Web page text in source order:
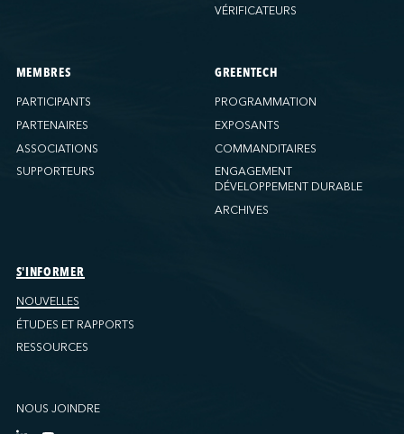
VÉRIFICATEURS
MEMBRES
PARTICIPANTS
PARTENAIRES
ASSOCIATIONS
SUPPORTEURS
GREENTECH
PROGRAMMATION
EXPOSANTS
COMMANDITAIRES
ENGAGEMENT
DÉVELOPPEMENT DURABLE
ARCHIVES
S'INFORMER
NOUVELLES
ÉTUDES ET RAPPORTS
RESSOURCES
NOUS JOINDRE